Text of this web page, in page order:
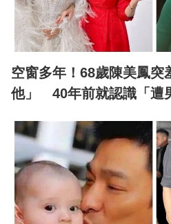
空窗多年！68歲陳美鳳突
他」 40年前就認識「遭